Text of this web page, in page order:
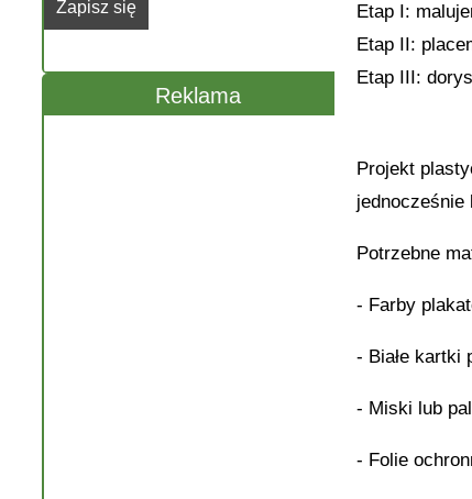
Reklama
Etap I:
Etap II:
Etap III:
Projekt
Potrzebne
- Farby
- Białe kartki
- Miski lub
- Folie